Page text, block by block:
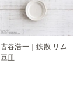
古谷浩一｜鉄散 リム
豆皿